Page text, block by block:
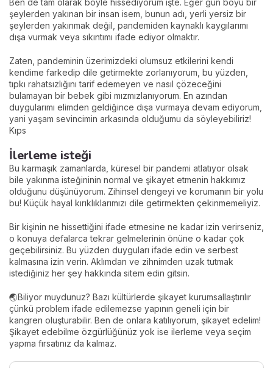
Ben de tam olarak böyle hissediyorum işte. Eğer gün boyu bir
şeylerden yakınan bir insan isem, bunun adı, yerli yersiz bir
şeylerden yakınmak değil, pandemiden kaynaklı kaygılarımı
dışa vurmak veya sıkıntımı ifade ediyor olmaktır.
Zaten, pandeminin üzerimizdeki olumsuz etkilerini kendi
kendime farkedip dile getirmekte zorlanıyorum, bu yüzden,
tıpkı rahatsızlığını tarif edemeyen ve nasıl çözeceğini
bulamayan bir bebek gibi mızmızlanıyorum. En azından
duygularımı elimden geldiğince dışa vurmaya devam ediyorum,
yani yaşam sevincimin arkasında olduğumu da söyleyebiliriz!
Kıps
İlerleme isteği
Bu karmaşık zamanlarda, küresel bir pandemi atlatıyor olsak
bile yakınma isteğininin normal ve şikayet etmenin hakkımız
olduğunu düşünüyorum. Zihinsel dengeyi ve korumanın bir yolu
bu! Küçük hayal kırıklıklarımızı dile getirmekten çekinmemeliyiz.
Bir kişinin ne hissettiğini ifade etmesine ne kadar izin verirseniz,
o konuya defalarca tekrar gelmelerinin önüne o kadar çok
geçebilirsiniz. Bu yüzden duyguları ifade edin ve serbest
kalmasına izin verin. Aklımdan ve zihnimden uzak tutmak
istediğiniz her şey hakkında sitem edin gitsin.
🌏Biliyor muydunuz? Bazı kültürlerde şikayet kurumsallaştırılır
çünkü problem ifade edilemezse yapının geneli için bir
kangren oluşturabilir. Ben de onlara katılıyorum, şikayet edelim!
Şikayet edebilme özgürlüğünüz yok ise ilerleme veya seçim
yapma fırsatınız da kalmaz.